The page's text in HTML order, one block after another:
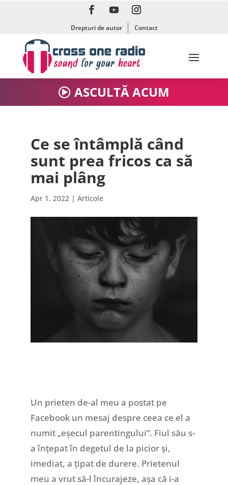
Drepturi de autor Contact
ASCULTĂ ACUM
Ce se întâmplă când
sunt prea fricos ca să
mai plâng
Apr 1, 2022| Articole
Un prieten de-al meu a postat pe
Facebook un mesaj despre ceea ce el a
numit „eșecul parentingului”. Fiul său s-
a înțepat în degetul de la picior și,
imediat, a țipat de durere. Prietenul
meu a vrut să-l încurajeze, așa că i-a